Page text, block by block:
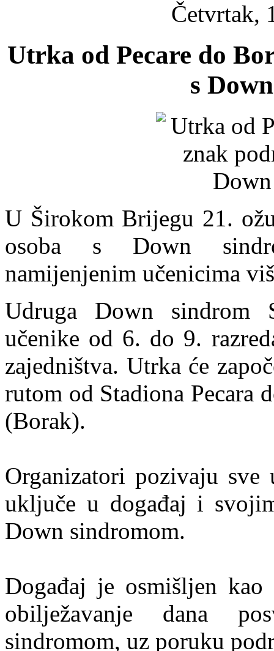
Četvrtak,
Utrka od Pecare do
s
U Širokom Brijegu 21.
osoba s Down
namijenjenim učenicima
Udruga Down sindrom
učenike od 6. do 9.
zajedništva. Utrka će
rutom od Stadiona Pecara
(Borak).
Organizatori pozivaju sve
uključe u događaj i
Down sindromom.
Događaj je osmišljen
obilježavanje dana
sindromom, uz poruku